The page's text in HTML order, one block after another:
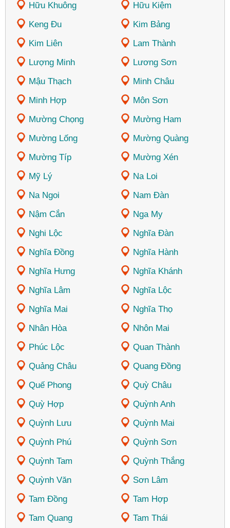
Hữu Khuông
Hữu Kiệm
Keng Đu
Kim Bảng
Kim Liên
Lam Thành
Lượng Minh
Lương Sơn
Mậu Thạch
Minh Châu
Minh Hợp
Môn Sơn
Mường Chọng
Mường Ham
Mường Lống
Mường Quàng
Mường Típ
Mường Xén
Mỹ Lý
Na Loi
Na Ngoi
Nam Đàn
Nậm Cắn
Nga My
Nghi Lộc
Nghĩa Đàn
Nghĩa Đồng
Nghĩa Hành
Nghĩa Hưng
Nghĩa Khánh
Nghĩa Lâm
Nghĩa Lộc
Nghĩa Mai
Nghĩa Thọ
Nhân Hòa
Nhôn Mai
Phúc Lộc
Quan Thành
Quảng Châu
Quang Đồng
Quế Phong
Quỳ Châu
Quỳ Hợp
Quỳnh Anh
Quỳnh Lưu
Quỳnh Mai
Quỳnh Phú
Quỳnh Sơn
Quỳnh Tam
Quỳnh Thắng
Quỳnh Văn
Sơn Lâm
Tam Đồng
Tam Hợp
Tam Quang
Tam Thái